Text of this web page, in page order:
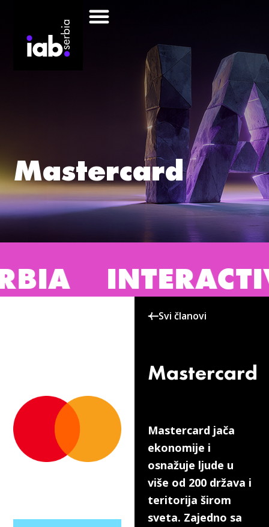
Mastercard
Svi članovi
Mastercard
Mastercard jača
ekonomije i
osnažuje ljude u
više od 200 država i
teritorija širom
sveta. Zajedno sa